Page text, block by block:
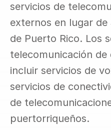
servicios de
externos en lugar
de Puerto Rico. Los
telecomunicación
incluir servicios de
servicios de
de
puertorriqueños.